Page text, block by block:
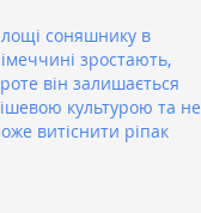
соняшнику в
зростають,
він залишається
культурою та не
витіснити ріпак